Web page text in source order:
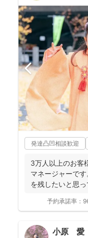
発達凸凹相談歓迎
3万人以上のお客
マネージャーで
を残したいと思
予約承諾率：
小原 愛